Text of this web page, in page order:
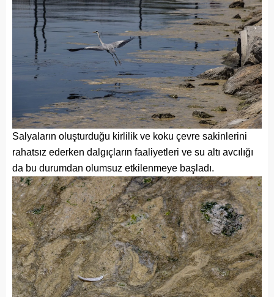
Salyaların oluşturduğu kirlilik ve koku çevre sakinlerini
rahatsız ederken dalgıçların faaliyetleri ve su altı avcılığı
da bu durumdan olumsuz etkilenmeye başladı.